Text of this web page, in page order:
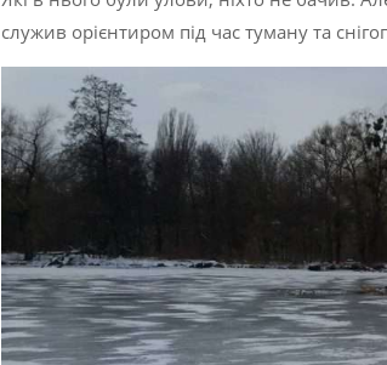
служив орієнтиром під час туману та